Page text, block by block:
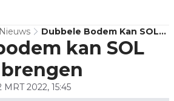
Dubbele Bodem Kan SOL
Naar $150 Brengen
kan SOL
brengen
MRT 2022, 15:45